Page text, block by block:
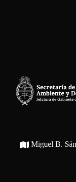
Miguel B.